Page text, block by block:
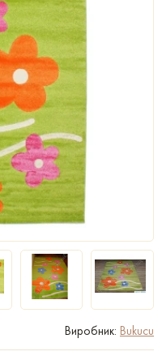
Виробник: Bukucu